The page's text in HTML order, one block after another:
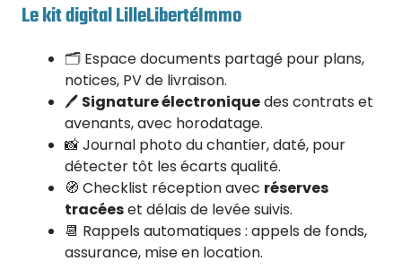
Le kit digital LilleLibertéImmo
🗂️ Espace documents partagé pour plans,
notices, PV de livraison.
🖊️ Signature électroniquedes contrats et
avenants, avec horodatage.
📸 Journal photo du chantier, daté, pour
détecter tôt les écarts qualité.
🧭 Checklist réception avec réserves
tracéeset délais de levée suivis.
📆 Rappels automatiques : appels de fonds,
assurance, mise en location.